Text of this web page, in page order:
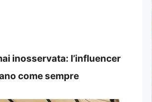
inosservata: l’influencer
come sempre